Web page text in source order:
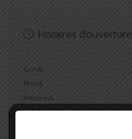
Horaires d’ouverture
Lundi
Mardi
Mercredi
Jeudi